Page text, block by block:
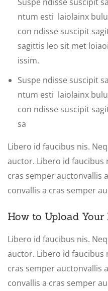
ntum esti laiolainx
con ndisse suscipit
sagittis leo sit met
issim.
Suspe ndisse suscipit
ntum esti laiolainx
con ndisse suscipit
sa
Libero id faucibus nis.
auctor. Libero id faucibus
cras semper auctonvallis
convallis a cras semper
How to Upload
Libero id faucibus nis.
auctor. Libero id faucibus
cras semper auctonvallis
convallis a cras semper